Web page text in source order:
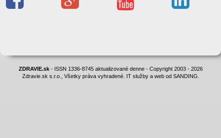
ZDRAVIE.sk- ISSN 1336-8745 aktualizované denne - Copyright 2003 - 2026
Zdravie.sk s.r.o., Všetky práva vyhradené. IT služby a web od SANDING.